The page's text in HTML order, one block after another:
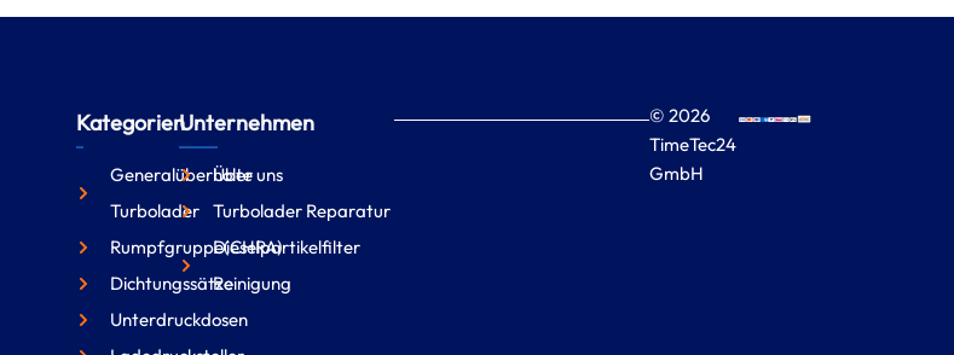
Kategorien
Generalüberholte
Turbolader
Rumpfgruppe(CHRA)
Dichtungssätze
Unterdruckdosen
Unternehmen
Über uns
Turbolader Reparatur
Dieselpartikelfilter
Reinigung
© 2026
TimeTec24
GmbH